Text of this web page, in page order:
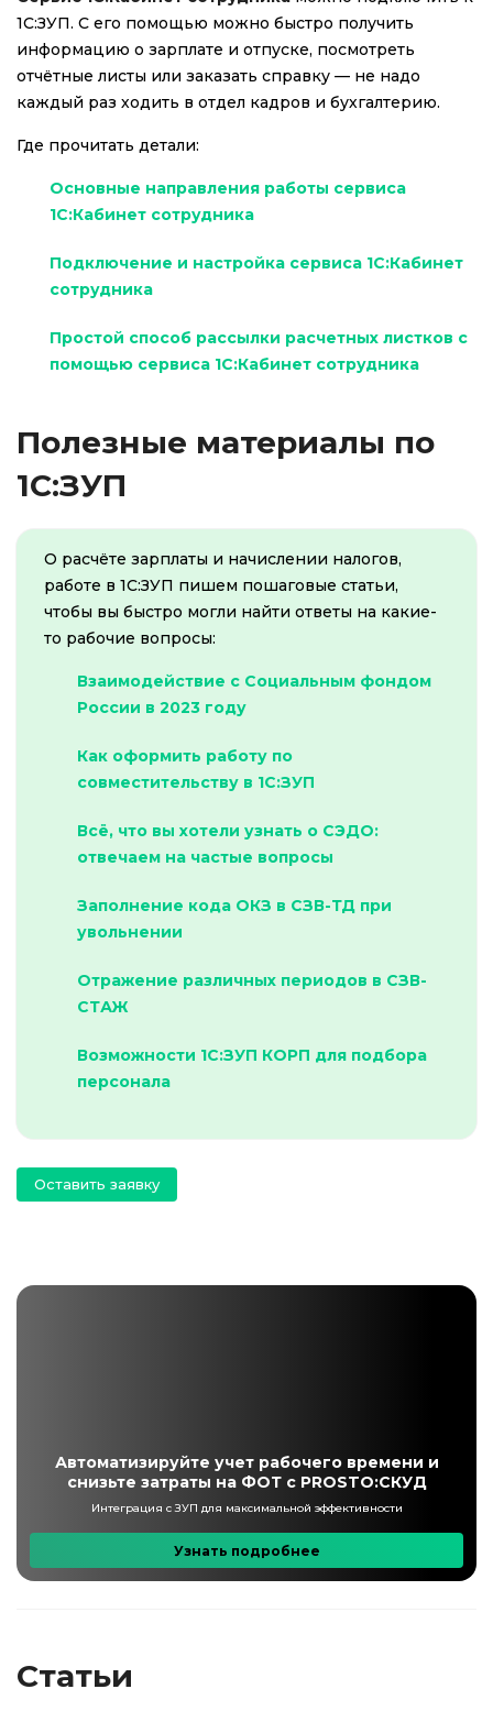
1С:ЗУП. С его помощью можно быстро получить
информацию о зарплате и отпуске, посмотреть
отчётные листы или заказать справку — не надо
каждый раз ходить в отдел кадров и бухгалтерию.
Где прочитать детали:
Основные направления работы сервиса
1С:Кабинет сотрудника
Подключение и настройка сервиса 1С:Кабинет
сотрудника
Простой способ рассылки расчетных листков с
помощью сервиса 1С:Кабинет сотрудника
Полезные материалы по
1С:ЗУП
О расчёте зарплаты и начислении налогов,
работе в 1С:ЗУП пишем пошаговые статьи,
чтобы вы быстро могли найти ответы на какие-
то рабочие вопросы:
Взаимодействие с Социальным фондом
России в 2023 году
Как оформить работу по
совместительству в 1С:ЗУП
Всё, что вы хотели узнать о СЭДО:
отвечаем на частые вопросы
Заполнение кода ОКЗ в СЗВ-ТД при
увольнении
Отражение различных периодов в СЗВ-
СТАЖ
Возможности 1С:ЗУП КОРП для подбора
персонала
Оставить заявку
Автоматизируйте учет рабочего времени и
снизьте затраты на ФОТ с PROSTO:СКУД
Интеграция с ЗУП для максимальной эффективности
Узнать подробнее
Статьи